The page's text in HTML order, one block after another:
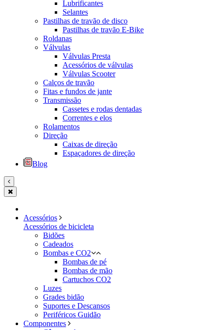
Lubrificantes
Selantes
Pastilhas de travão de disco
Pastilhas de travão E-Bike
Roldanas
Válvulas
Válvulas Presta
Acessórios de válvulas
Válvulas Scooter
Calços de travão
Fitas e fundos de jante
Transmissão
Cassetes e rodas dentadas
Correntes e elos
Rolamentos
Direção
Caixas de direção
Espaçadores de direção
Blog
Acessórios
Acessórios de bicicleta
Bidões
Cadeados
Bombas e CO2
Bombas de pé
Bombas de mão
Cartuchos CO2
Luzes
Grades bidão
Suportes e Descansos
Periféricos Guidão
Componentes